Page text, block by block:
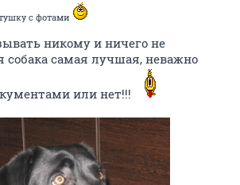
с фотами
никому и ничего не
собака самая лучшая, неважно
или нет!!!